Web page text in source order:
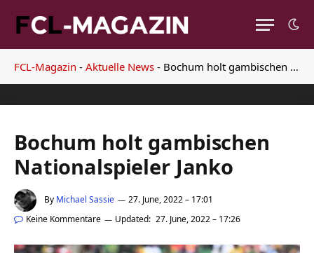
FCL-Magazin - Aktuelle News - Bochum holt gambischen Nationalspieler Janko
Bochum holt gambischen
Nationalspieler Janko
By Michael Sassie
27. June, 2022 – 17:01
Keine Kommentare
Updated: 27. June, 2022 – 17:26